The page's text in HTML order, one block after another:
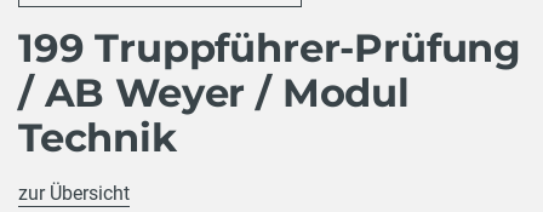
199 Truppführer-Prüfung
/ AB Weyer / Modul
Technik
zur Übersicht